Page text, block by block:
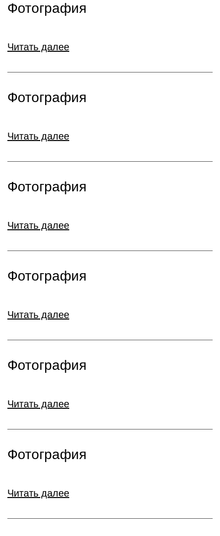
Фотография
Читать далее
Фотография
Читать далее
Фотография
Читать далее
Фотография
Читать далее
Фотография
Читать далее
Фотография
Читать далее